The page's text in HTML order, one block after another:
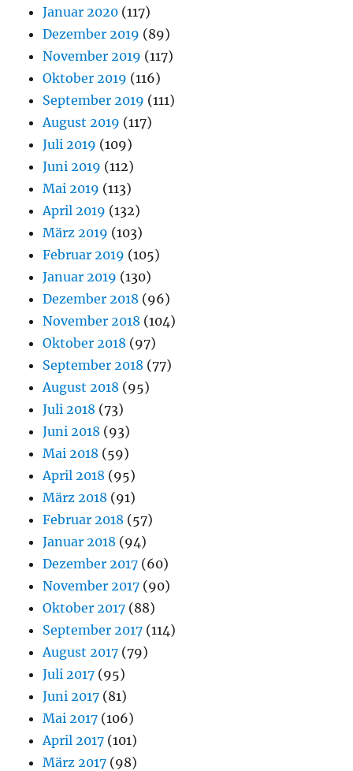
Januar 2020 (117)
Dezember 2019 (89)
November 2019 (117)
Oktober 2019 (116)
September 2019 (111)
August 2019 (117)
Juli 2019 (109)
Juni 2019 (112)
Mai 2019 (113)
April 2019 (132)
März 2019 (103)
Februar 2019 (105)
Januar 2019 (130)
Dezember 2018 (96)
November 2018 (104)
Oktober 2018 (97)
September 2018 (77)
August 2018 (95)
Juli 2018 (73)
Juni 2018 (93)
Mai 2018 (59)
April 2018 (95)
März 2018 (91)
Februar 2018 (57)
Januar 2018 (94)
Dezember 2017 (60)
November 2017 (90)
Oktober 2017 (88)
September 2017 (114)
August 2017 (79)
Juli 2017 (95)
Juni 2017 (81)
Mai 2017 (106)
April 2017 (101)
März 2017 (98)